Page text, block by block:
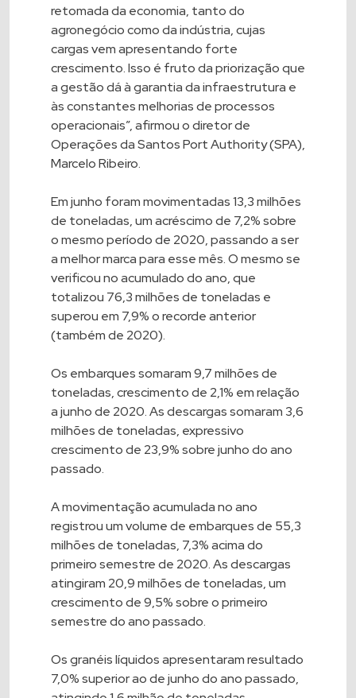
retomada da economia, tanto do
agronegócio como da indústria, cujas
cargas vem apresentando forte
crescimento. Isso é fruto da priorização que
a gestão dá à garantia da infraestrutura e
às constantes melhorias de processos
operacionais”, afirmou o diretor de
Operações da Santos Port Authority (SPA),
Marcelo Ribeiro.
Em junho foram movimentadas 13,3 milhões
de toneladas, um acréscimo de 7,2% sobre
o mesmo período de 2020, passando a ser
a melhor marca para esse mês. O mesmo se
verificou no acumulado do ano, que
totalizou 76,3 milhões de toneladas e
superou em 7,9% o recorde anterior
(também de 2020).
Os embarques somaram 9,7 milhões de
toneladas, crescimento de 2,1% em relação
a junho de 2020. As descargas somaram 3,6
milhões de toneladas, expressivo
crescimento de 23,9% sobre junho do ano
passado.
A movimentação acumulada no ano
registrou um volume de embarques de 55,3
milhões de toneladas, 7,3% acima do
primeiro semestre de 2020. As descargas
atingiram 20,9 milhões de toneladas, um
crescimento de 9,5% sobre o primeiro
semestre do ano passado.
Os granéis líquidos apresentaram resultado
7,0% superior ao de junho do ano passado,